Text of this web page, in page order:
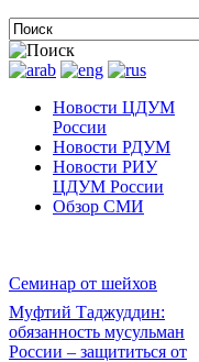
Новости ЦДУМ
России
Новости РДУМ
Новости РИУ
ЦДУМ России
Обзор СМИ
Семинар от шейхов
Муфтий Таджуддин:
обязанность мусульман
России – защититься от